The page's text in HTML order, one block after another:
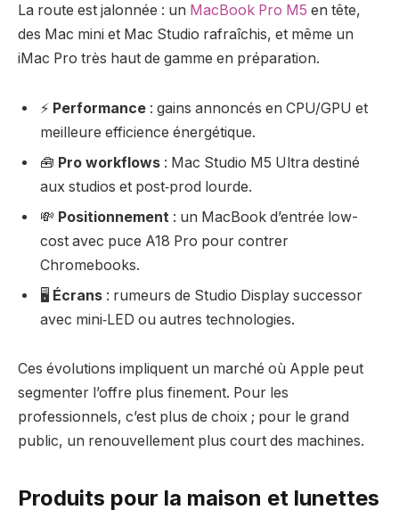
La route est jalonnée : un MacBook Pro M5 en tête,
des Mac mini et Mac Studio rafraîchis, et même un
iMac Pro très haut de gamme en préparation.
⚡ Performance : gains annoncés en CPU/GPU et
meilleure efficience énergétique.
🧰 Pro workflows : Mac Studio M5 Ultra destiné
aux studios et post‑prod lourde.
💸 Positionnement : un MacBook d’entrée low-
cost avec puce A18 Pro pour contrer
Chromebooks.
🖥️ Écrans : rumeurs de Studio Display successor
avec mini‑LED ou autres technologies.
Ces évolutions impliquent un marché où Apple peut
segmenter l’offre plus finement. Pour les
professionnels, c’est plus de choix ; pour le grand
public, un renouvellement plus court des machines.
Produits pour la maison et lunettes